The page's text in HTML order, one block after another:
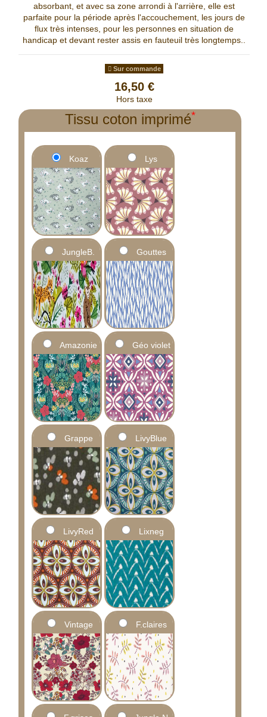
absorbant, et avec sa zone arrondi à l'arrière, elle est
parfaite pour la période après l'accouchement, les jours de
flux très intenses, pour les personnes en situation de
handicap et devant rester assis en fauteuil très longtemps..
Sur commande
16,50 €
Hors taxe
Tissu coton imprimé*
Koaz Lys
JungleB. Gouttes
Amazonie Géo violet
Grappe LivyBlue
LivyRed Lixneg
Vintage F.claires